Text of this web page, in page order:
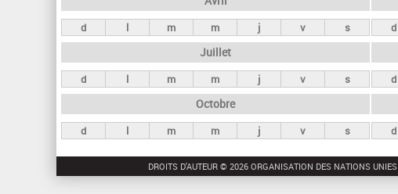
c
i
p
a
x
d l m m j v s d
Juillet
d l m m j v s d
Octobre
d l m m j v s d
DROITS D'AUTEUR © 2026 ORGANISATION DES NATIONS UNIES